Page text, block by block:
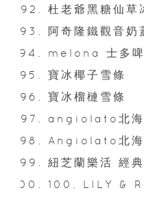
杜老爺黑糖仙草
阿奇隆鐵觀音奶
melona 士多啤
寶冰椰子雪條
寶冰榴槤雪條
angiolato北海
Angiolato北海
紐芝蘭樂活 經
100. LILY &